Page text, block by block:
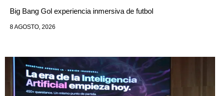
Big Bang Gol experiencia inmersiva de futbol
8 AGOSTO, 2026